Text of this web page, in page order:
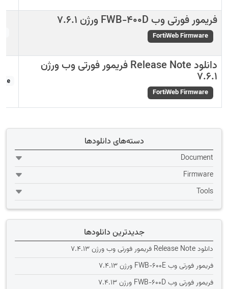
فریمور فورتی وب FWB-400D ورژن 7.6.1
FortiWeb Firmware
دانلود Release Note فریمور فورتی وب ورژن
7.6.1
FortiWeb Firmware
دسته‌های دانلودها
Document
Firmware
Tools
جدیدترین دانلودها
دانلود Release Note فریمور فورتی وب ورژن 7.4.13
فریمور فورتی وب FWB-600E ورژن 7.4.13
فریمور فورتی وب FWB-600D ورژن 7.4.13